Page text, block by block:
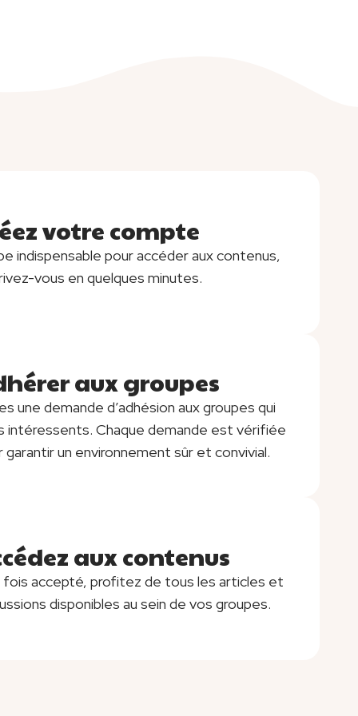
votre compte
indispensable pour accéder aux contenus,
vous en quelques minutes.
aux groupes
une demande d’adhésion aux groupes qui
intéressents. Chaque demande est vérifiée
garantir un environnement sûr et convivial.
aux contenus
fois accepté, profitez de tous les articles et
disponibles au sein de vos groupes.